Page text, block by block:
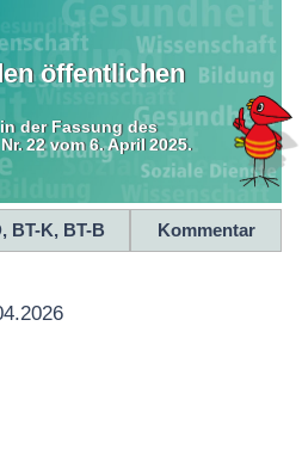
öffentlichen
der Fassung des
22 vom 6. April 2025.
BT-K, BT-B Kommentar